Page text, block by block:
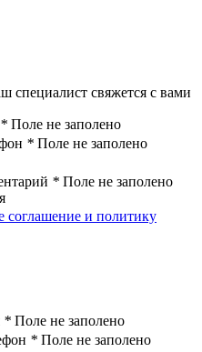
специалист свяжется с вами
* Поле не заполено
* Поле не заполено
* Поле не заполено
соглашение и политику
* Поле не заполено
* Поле не заполено